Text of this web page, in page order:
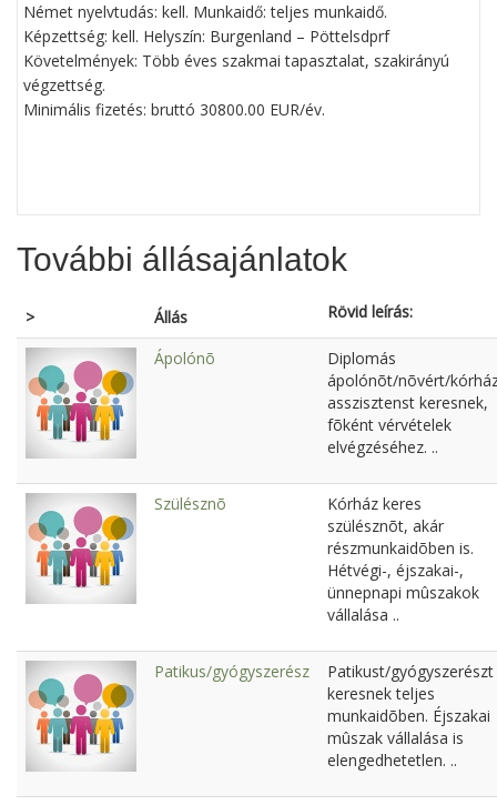
Német nyelvtudás: kell. Munkaidő: teljes munkaidő.
Képzettség: kell. Helyszín: Burgenland – Pöttelsdprf
Követelmények: Több éves szakmai tapasztalat, szakirányú
végzettség.
Minimális fizetés: bruttó 30800.00 EUR/év.
További állásajánlatok
> Állás Rövid leírás:
Ápolónõ
Diplomás
ápolónõt/nõvért/
asszisztenst keresnek,
fõként vérvételek
elvégzéséhez. ..
Szülésznõ
Kórház keres
szülésznõt, akár
részmunkaidõben is.
Hétvégi-, éjszakai-,
ünnepnapi mûszakok
vállalása ..
Patikus/gyógyszerész
Patikust/gyógyszerészt
keresnek teljes
munkaidõben. Éjszakai
mûszak vállalása is
elengedhetetlen. ..